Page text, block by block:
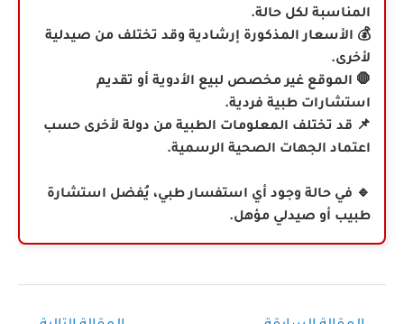
المناسبة لكل حالة.
💰 الأسعار المذكورة إرشادية وقد تختلف من صيدلية
لأخرى.
🛑 الموقع غير مخصص لبيع الأدوية أو تقديم
استشارات طبية فردية.
📌 قد تختلف المعلومات الطبية من دولة لأخرى حسب
اعتماد الجهات الصحية الرسمية.
🔹 في حالة وجود أي استفسار طبي، يُفضل استشارة
طبيب أو صيدلي مؤهل.